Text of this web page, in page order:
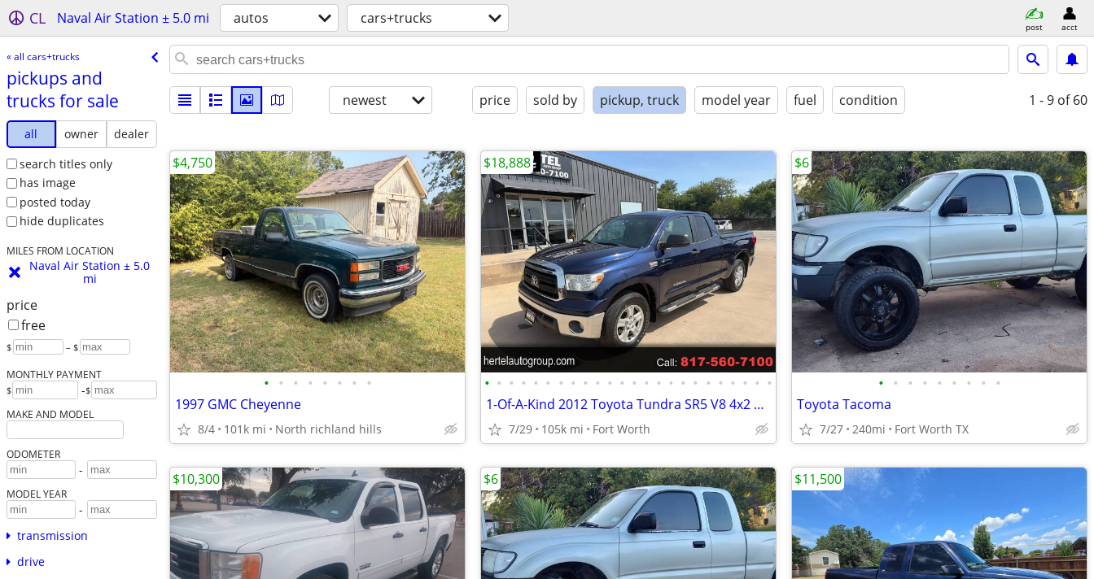
CL Naval Air Station ± 5.0 mi autos cars+trucks post acct
« all cars+trucks
pickups and
trucks for sale
all owner
dealer
search titles only
has image
posted today
hide duplicates
MILES FROM LOCATION
Naval Air Station ± 5.0
mi
price
free
$ – $
MONTHLY PAYMENT
$ -$
MAKE AND MODEL
ODOMETER
-
MODEL YEAR
-
transmission
drive
newest price sold by pickup, truck model year fuel condition 1 - 9 of 60
• • • • • • • •
1997 GMC Cheyenne
8/4 101k mi North richland hills
$4,750
• • • • • • • • • • • • • • • • • • • • • • • •
1-Of-A-Kind 2012 Toyota Tundra SR5 V8 4x2 with Low Miles
7/29 105k mi Fort Worth
$18,888
• • • • • • • • •
Toyota Tacoma
7/27 240mi Fort Worth TX
$6
$10,300 $6 $11,500